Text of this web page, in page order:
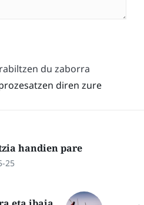
du zaborra
diren zure
handien pare
25